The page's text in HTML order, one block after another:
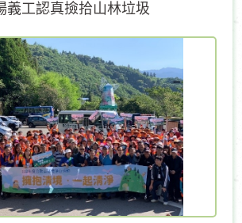
義工認真撿拾山林垃圾